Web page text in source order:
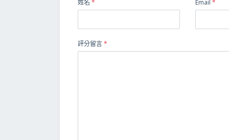
姓名 * Email *
評分留言*